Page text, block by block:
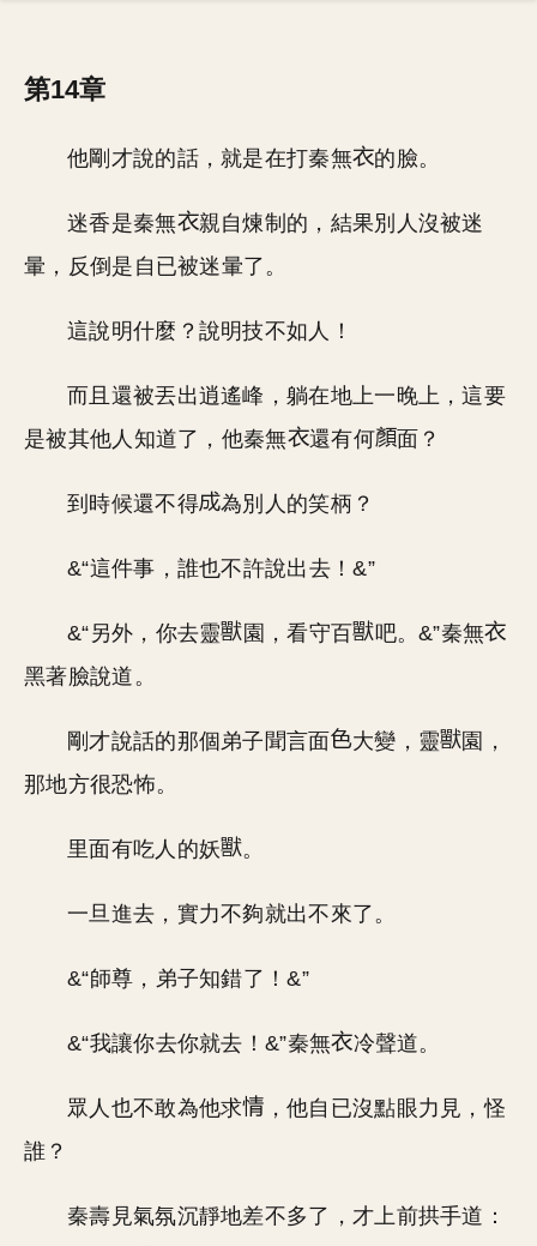
第14章
他剛才說的話，就是在打秦無 的臉。
迷香是秦無
親自煉制的，結果別人沒被迷
暈，反倒是自已被迷暈了。
這說明什麼？說明技不如人！
而且還被丟出逍遙峰，躺在地上一晚上，這要
是被其他人知道了，他秦無
還有何 面？
到時候還不得 為別人的笑柄？
&“這件事，誰也不許說出去！&”
&“另外，你去靈 園，看守百
吧。&”秦無
黑著臉說道。
剛才說話的那個弟子聞言面 大變，靈
園，
那地方很恐怖。
里面有吃人的妖 。
一旦進去，實力不夠就出不來了。
&“師尊，弟子知錯了！&”
&“我讓你去你就去！&”秦無 冷聲道。
眾人也不敢為他求
，他自已沒點眼力見，怪
誰？
秦壽見氣氛沉靜地差不多了，才上前拱手道：